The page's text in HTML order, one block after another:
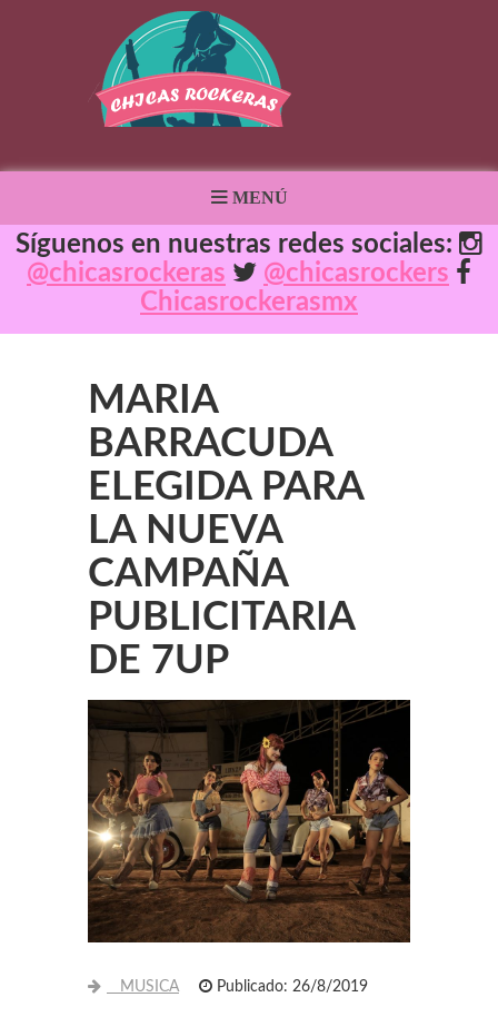
MENÚ
Síguenos en nuestras redes sociales:
@chicasrockeras
@chicasrockers
Chicasrockerasmx
MARIA
BARRACUDA
ELEGIDA PARA
LA NUEVA
CAMPAÑA
PUBLICITARIA
DE 7UP
MUSICA Publicado: 26/8/2019